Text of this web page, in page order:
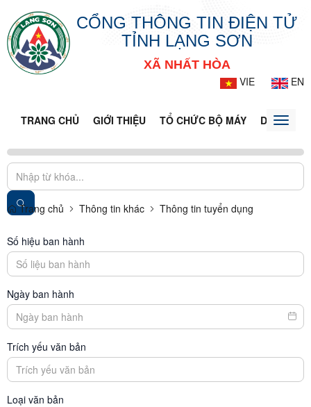
CỔNG THÔNG TIN ĐIỆN TỬ
TỈNH LẠNG SƠN
XÃ NHẤT HÒA
VIE
EN
TRANG CHỦ GIỚI THIỆU TỔ CHỨC BỘ MÁY DOANH
Toggle
Trang chủ Thông tin khác Thông tin tuyển dụng
Số hiệu ban hành
Ngày ban hành
Trích yếu văn bản
Loại văn bản